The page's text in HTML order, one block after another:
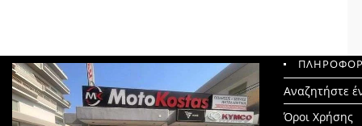
Αναζητήστε
Search
for:
Όροι Χρήσης